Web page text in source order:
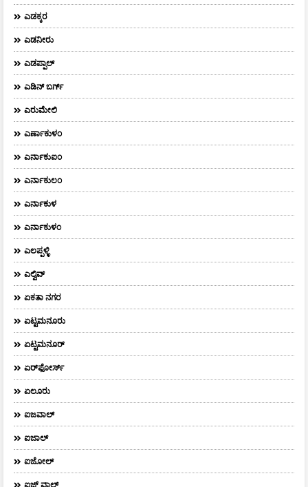
ಎಡಕ್ಕರ
ಎಡನೀರು
ಎಡಪ್ಪಾಲ್
ಎಡಿನ್ ಬರ್ಗ್
ಎರುಮೇಲಿ
ಎರ್ಣಾಕುಳಂ
ಎರ್ನಾಕುಐಂ
ಎರ್ನಾಕುಲಂ
ಎರ್ನಾಕುಳ
ಎರ್ನಾಕುಳಂ
ಎಲಪ್ಪಳ್ಳಿ
ಎಲ್ವಿವ್
ಏಕತಾ ನಗರ
ಏಟ್ಟಮನೂರು
ಏಟ್ಟಮನೂರ್
ಏರ್‌ಫೋರ್ಸ್‌
ಏಲೂರು
ಐಜವಾಲ್
ಐಜಾಲ್
ಐಜೋಲ್